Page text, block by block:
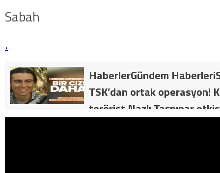
Sabah
.
HaberlerGündem
TSK’dan ortak operasyon!
terörist Nazlı Taşpınar